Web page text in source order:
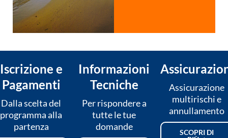
Iscrizione e
Pagamenti
Dalla scelta del
programma alla
partenza
Informazioni
Tecniche
Per rispondere a
tutte le tue
domande
Assicurazione
multirischi e
annullamento
SCOPRI DI